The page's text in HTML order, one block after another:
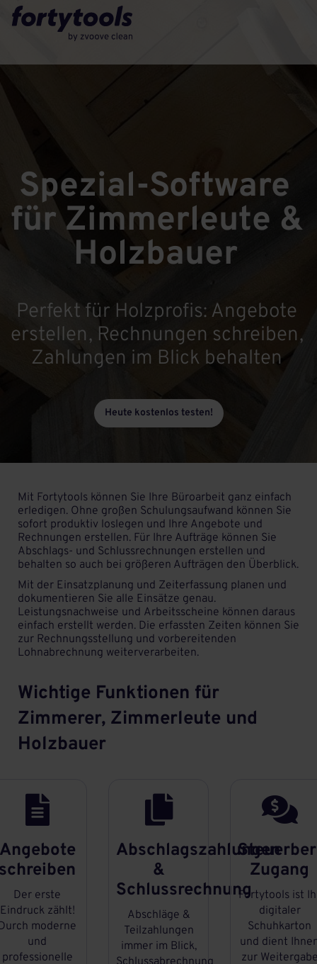
Spezial-Software
für Zimmerleute &
Holzbauer
Perfekt für Holzprofis: Angebote
erstellen, Rechnungen schreiben,
Zahlungen im Blick behalten
Heute kostenlos testen!
Mit Fortytools können Sie Ihre Büroarbeit ganz einfach
erledigen. Ohne großen Schulungsaufwand können Sie
sofort produktiv loslegen und Ihre Angebote und
Rechnungen erstellen. Für Ihre Aufträge können Sie
Abschlags- und Schlussrechnungen erstellen und
behalten so auch bei größeren Aufträgen den Überblick.
Mit der Einsatzplanung und Zeiterfassung planen und
dokumentieren Sie alle Einsätze genau.
Leistungsnachweise und Arbeitsscheine können daraus
einfach erstellt werden. Die erfassten Zeiten können Sie
zur Rechnungsstellung und vorbereitenden
Lohnabrechnung weiterverarbeiten.
Wichtige Funktionen für
Zimmerer, Zimmerleute und
Holzbauer

Der erste
Eindruck zählt!
moderne
und
professionelle

Abschlagszahlungen
&
Schlussrechnung
Abschläge &
Teilzahlungen
immer im Blick,

Zugang
Fortytools ist
digitaler
Schuhkarton
und dient
zur